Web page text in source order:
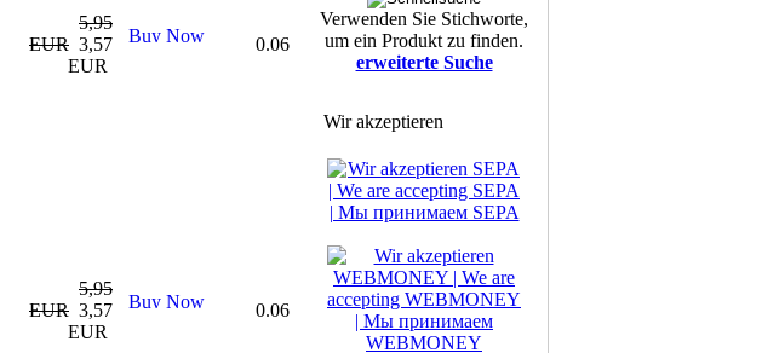
5,95
EUR 3,57
EUR
0.06
5,95
EUR 3,57
EUR
0.06
Verwenden Sie Stichworte,
um ein Produkt zu finden.
erweiterte Suche
Wir akzeptieren